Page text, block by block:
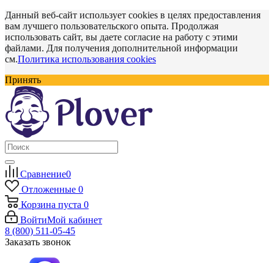
Данный веб-сайт использует cookies в целях предоставления
вам лучшего пользовательского опыта. Продолжая
использовать сайт, вы даете согласие на работу с этими
файлами. Для получения дополнительной информации
см.Политика использования cookies
Принять
Сравнение0
Отложенные 0
Корзина пуста 0
ВойтиМой кабинет
8 (800) 511-05-45
Заказать звонок